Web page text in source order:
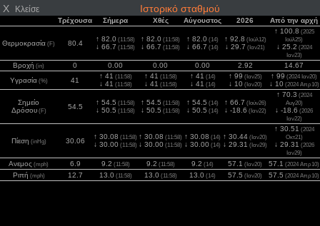
X Κλείσε Ιστορικό σταθμού
Τρέχουσα Σήμερα Χθές Αύγουστος 2026 Από την αρχή
Θερμοκρασία (F) 80.4
↑ 82.0 (11:58)
↓ 66.7 (11:58)
↑ 82.0 (11:58)
↓ 66.7 (11:58)
↑ 82.0 (14)
↓ 66.7 (14)
↑ 92.8 (Ιούλ12)
↓ 29.7 (Ιαν21)
↑ 100.8 (2025
Ιούλ25)
↓ 25.2 (2024
Ιαν23)
Βροχή (in) 0 0.00 0.00 0.00 2.92
14.67
Υγρασία(%) 41
↑ 41 (11:58)
↓ 41 (11:58)
↑ 41 (11:58)
↓ 41 (11:58)
↑ 41 (14)
↓ 41 (14)
↑ 99 (Ιαν25)
↓ 10(Ιαν20)
↑ 99 (2024 Ιαν20)
↓ 10(2024 Απρ10)
Σημείο
Δρόσου(F) 54.5
↑ 54.5 (11:58)
↓ 50.5 (11:58)
↑ 54.5 (11:58)
↓ 50.5 (11:58)
↑ 54.5 (14)
↓ 50.5 (14)
↑ 66.7 (Ιούν26)
↓ -18.6 (Ιαν22)
↑ 70.3 (2024
Αυγ20)
↓ -18.6 (2026
Ιαν22)
Πίεση (inHg) 30.06
↑ 30.08 (11:58)
↓ 30.00 (11:58)
↑ 30.08 (11:58)
↓ 30.00 (11:58)
↑ 30.08 (14)
↓ 30.00 (14)
↑ 30.44 (Ιαν20)
↓ 29.31 (Ιαν29)
↑ 30.51 (2024
Οκτ21)
↓ 29.31 (2026
Ιαν29)
Ανεμος (mph) 6.9 9.2 (11:58) 9.2 (11:58) 9.2 (14) 57.1 (Ιαν20) 57.1 (2024 Απρ10)
Ριπή (mph) 12.7 13.0(11:58) 13.0(11:58) 13.0 (14) 57.5 (Ιαν20) 57.5 (2024 Απρ10)